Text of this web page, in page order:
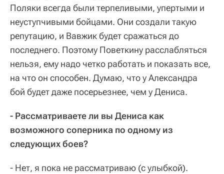
Поляки всегда были терпеливыми, упертыми и
неуступчивыми бойцами. Они создали такую
репутацию, и Вавжик будет сражаться до
последнего. Поэтому Поветкину расслабляться
нельзя, ему надо четко работать и показать все,
на что он способен. Думаю, что у Александра
бой будет даже посерьезнее, чем у Дениса.
- Рассматриваете ли вы Дениса как
возможного соперника по одному из
следующих боев?
- Нет, я пока не рассматриваю (с улыбкой).